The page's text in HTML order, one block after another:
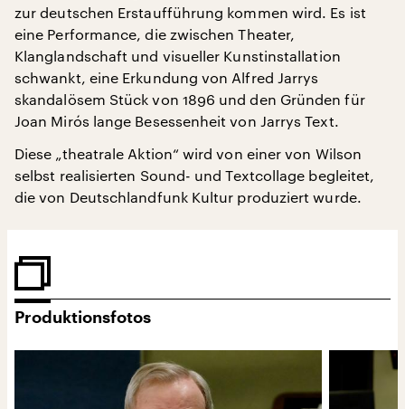
zur deutschen Erstaufführung kommen wird. Es ist
eine Performance, die zwischen Theater,
Klanglandschaft und visueller Kunstinstallation
schwankt, eine Erkundung von Alfred Jarrys
skandalösem Stück von 1896 und den Gründen für
Joan Mirós lange Besessenheit von Jarrys Text.
Diese „theatrale Aktion“ wird von einer von Wilson
selbst realisierten Sound- und Textcollage begleitet,
die von Deutschlandfunk Kultur produziert wurde.
Produktionsfotos